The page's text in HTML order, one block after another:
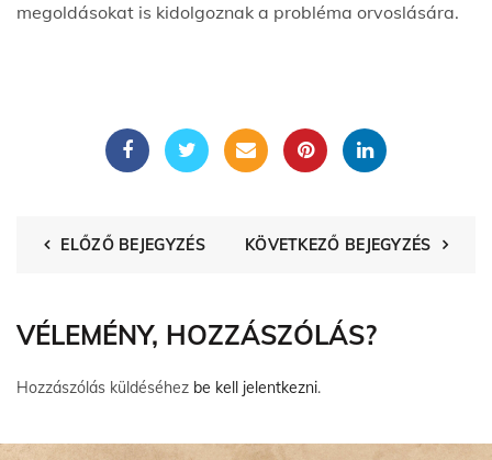
megoldásokat is kidolgoznak a probléma orvoslására.
ELŐZŐ BEJEGYZÉS KÖVETKEZŐ BEJEGYZÉS
VÉLEMÉNY, HOZZÁSZÓLÁS?
Hozzászólás küldéséhez be kell jelentkezni.